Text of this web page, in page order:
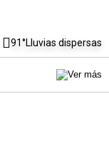
91°Lluvias dispersas